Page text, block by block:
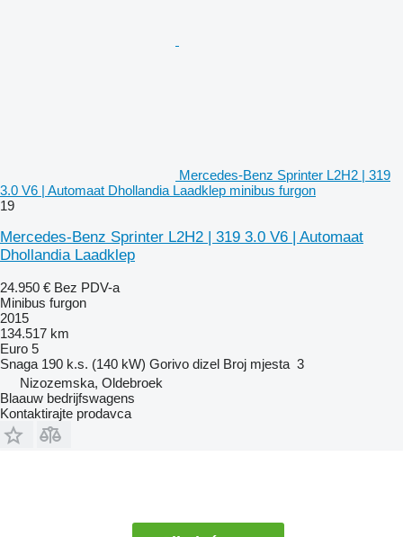
Mercedes-Benz Sprinter L2H2 | 319
3.0 V6 | Automaat Dhollandia Laadklep minibus furgon
19
Mercedes-Benz Sprinter L2H2 | 319 3.0 V6 | Automaat
Dhollandia Laadklep
24.950 € Bez PDV-a
Minibus furgon
2015
134.517 km
Euro 5
Snaga 190 k.s. (140 kW) Gorivo dizel Broj mjesta 3
Nizozemska, Oldebroek
Blaauw bedrijfswagens
Kontaktirajte prodavca